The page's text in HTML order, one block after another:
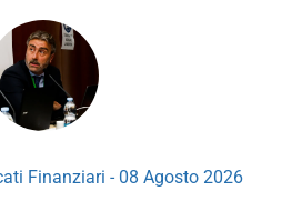
Finanziari - 08 Agosto 2026